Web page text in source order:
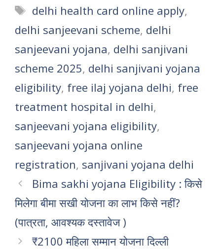
Tags
delhi health card online apply,
delhi sanjeevani scheme, delhi
sanjeevani yojana, delhi sanjivani
scheme 2025, delhi sanjivani yojana
eligibility, free ilaj yojana delhi, free
treatment hospital in delhi,
sanjeevani yojana eligibility,
sanjeevani yojana online
registration, sanjivani yojana delhi
Bima sakhi yojana Eligibility : किसे
मिलेगा बीमा सखी योजना का लाभ किसे नहीं?
(पात्रता, आवश्यक दस्तावेज )
₹2100 महिला सम्मान योजना दिल्ली